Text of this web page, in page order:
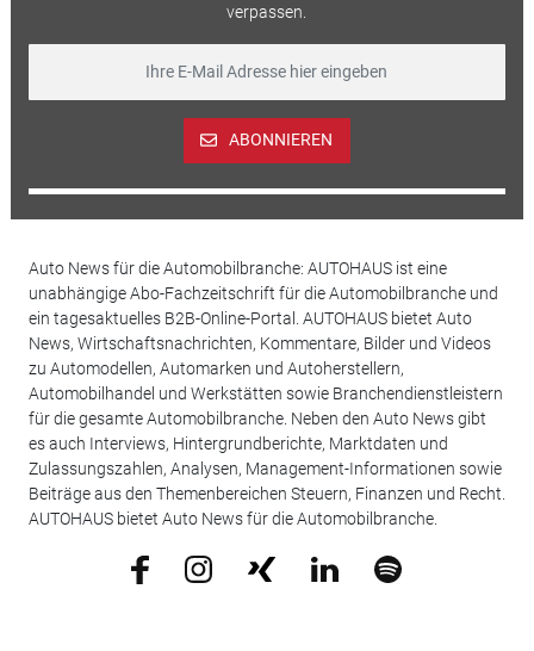
verpassen.
ABONNIEREN
Auto News für die Automobilbranche: AUTOHAUS ist eine
unabhängige Abo-Fachzeitschrift für die Automobilbranche und
ein tagesaktuelles B2B-Online-Portal. AUTOHAUS bietet Auto
News, Wirtschaftsnachrichten, Kommentare, Bilder und Videos
zu Automodellen, Automarken und Autoherstellern,
Automobilhandel und Werkstätten sowie Branchendienstleistern
für die gesamte Automobilbranche. Neben den Auto News gibt
es auch Interviews, Hintergrundberichte, Marktdaten und
Zulassungszahlen, Analysen, Management-Informationen sowie
Beiträge aus den Themenbereichen Steuern, Finanzen und Recht.
AUTOHAUS bietet Auto News für die Automobilbranche.